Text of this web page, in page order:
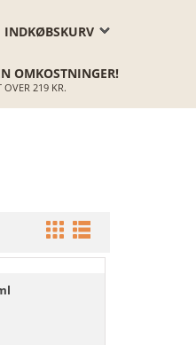
INDKØBSKURV
OMKOSTNINGER!
OVER 219 KR.